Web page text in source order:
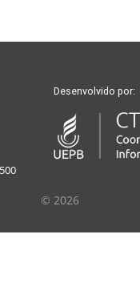
Desenvolvido por:
© 2026